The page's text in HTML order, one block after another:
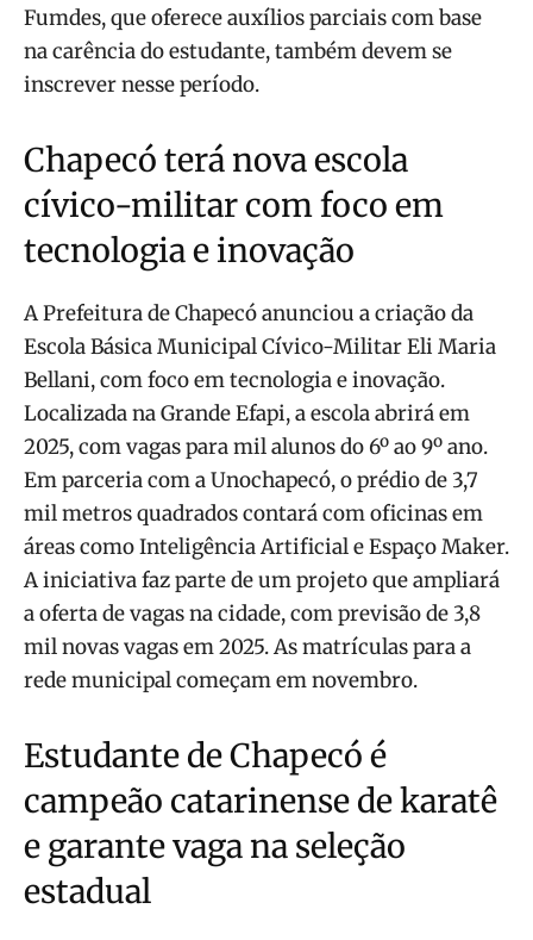
Fumdes, que oferece auxílios parciais com base
na carência do estudante, também devem se
inscrever nesse período.
Chapecó terá nova escola
cívico-militar com foco em
tecnologia e inovação
A Prefeitura de Chapecó anunciou a criação da
Escola Básica Municipal Cívico-Militar Eli Maria
Bellani, com foco em tecnologia e inovação.
Localizada na Grande Efapi, a escola abrirá em
2025, com vagas para mil alunos do 6º ao 9º ano.
Em parceria com a Unochapecó, o prédio de 3,7
mil metros quadrados contará com oficinas em
áreas como Inteligência Artificial e Espaço Maker.
A iniciativa faz parte de um projeto que ampliará
a oferta de vagas na cidade, com previsão de 3,8
mil novas vagas em 2025. As matrículas para a
rede municipal começam em novembro.
Estudante de Chapecó é
campeão catarinense de karatê
e garante vaga na seleção
estadual